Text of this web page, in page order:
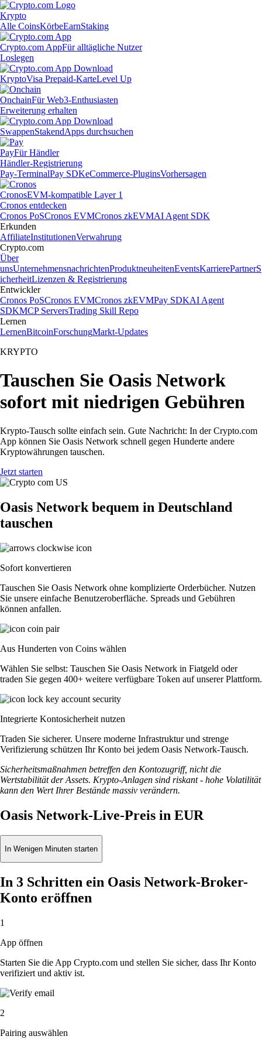
Krypto
Alle CoinsKörbeEarnStaking
Crypto.com AppFür alltägliche Nutzer
Loslegen
KryptoVisa Prepaid-KarteLevel Up
OnchainFür Web3-Enthusiasten
Erweiterung erhalten
SwappenStakendApps durchsuchen
PayFür Händler
Händler-Registrierung
Pay-TerminalPay SDKeCommerce-PluginsVorhersagen
CronosEVM-kompatible Layer 1
Cronos entdecken
Cronos PoSCronos EVMCronos zkEVMAI Agent SDK
Erkunden
AffiliateInstitutionenVerwahrung
Crypto.com
Über
unsUnternehmensnachrichtenProduktneuheitenEventsKarrierePartnerS
icherheitLizenzen & Registrierung
Entwickler
Cronos PoSCronos EVMCronos zkEVMPay SDKAI Agent
SDKMCP ServersTrading Skill Repo
Lernen
LernenBitcoinForschungMarkt-Updates
KRYPTO
Tauschen Sie Oasis Network
sofort mit niedrigen Gebühren
Krypto-Tausch sollte einfach sein. Gute Nachricht: In der Crypto.com
App können Sie Oasis Network schnell gegen Hunderte andere
Kryptowährungen tauschen.
Jetzt starten
Oasis Network bequem in Deutschland
tauschen
Sofort konvertieren
Tauschen Sie Oasis Network ohne komplizierte Orderbücher. Nutzen
Sie unsere einfache Benutzeroberfläche. Spreads und Gebühren
können anfallen.
Aus Hunderten von Coins wählen
Wählen Sie selbst: Tauschen Sie Oasis Network in Fiatgeld oder
traden Sie gegen 400+ weitere verfügbare Token auf unserer Plattform.
Integrierte Kontosicherheit nutzen
Traden Sie sicherer. Unsere moderne Infrastruktur und strenge
Verifizierung schützen Ihr Konto bei jedem Oasis Network-Tausch.
Sicherheitsmaßnahmen betreffen den Kontozugriff, nicht die
Wertstabilität der Assets. Krypto-Anlagen sind riskant - hohe Volatilität
kann den Wert Ihrer Bestände massiv verändern.
Oasis Network-Live-Preis in EUR
In Wenigen Minuten starten
In 3 Schritten ein Oasis Network-Broker-
Konto eröffnen
1
App öffnen
Starten Sie die App Crypto.com und stellen Sie sicher, dass Ihr Konto
verifiziert und aktiv ist.
2
Pairing auswählen